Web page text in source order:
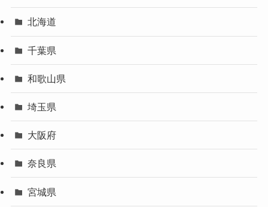
北海道
千葉県
和歌山県
埼玉県
大阪府
奈良県
宮城県